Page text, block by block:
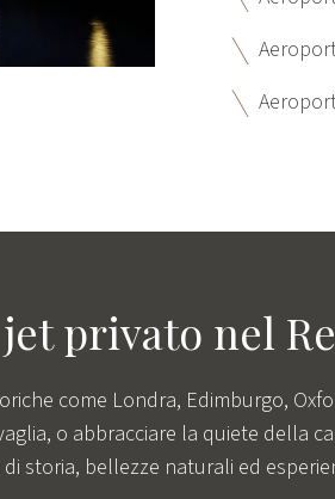
privato nel
come Londra, Edimburgo,
o abbracciare la quiete della
storia, bellezze naturali ed